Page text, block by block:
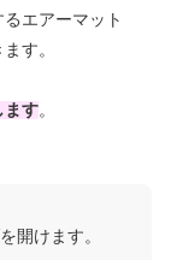
エアーマット
す。
ます。
開けます。